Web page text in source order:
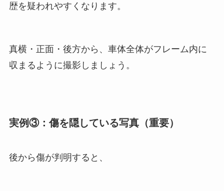
歴を疑われやすくなります。
真横・正面・後方から、車体全体がフレーム内に
収まるように撮影しましょう。
実例③：傷を隠している写真（重要）
後から傷が判明すると、